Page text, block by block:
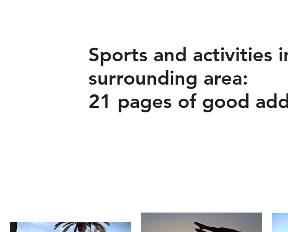
Sports and activities
surrounding area:
21 pages of good